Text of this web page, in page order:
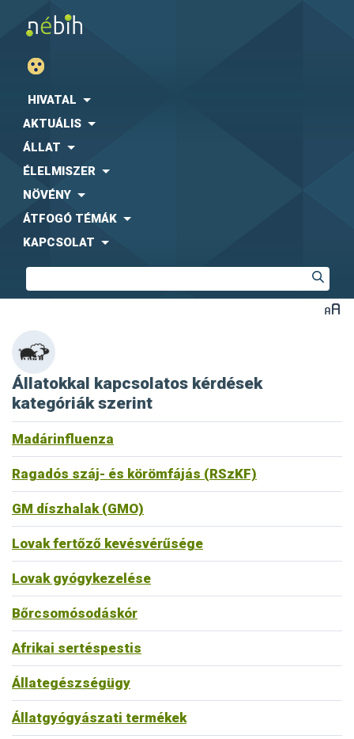
HIVATAL
AKTUÁLIS
ÁLLAT
ÉLELMISZER
NÖVÉNY
ÁTFOGÓ TÉMÁK
KAPCSOLAT
Állatokkal kapcsolatos kérdések
kategóriák szerint
Madárinfluenza
Ragadós száj- és körömfájás (RSzKF)
GM díszhalak (GMO)
Lovak fertőző kevésvérűsége
Lovak gyógykezelése
Bőrcsomósodáskór
Afrikai sertéspestis
Állategészségügy
Állatgyógyászati termékek